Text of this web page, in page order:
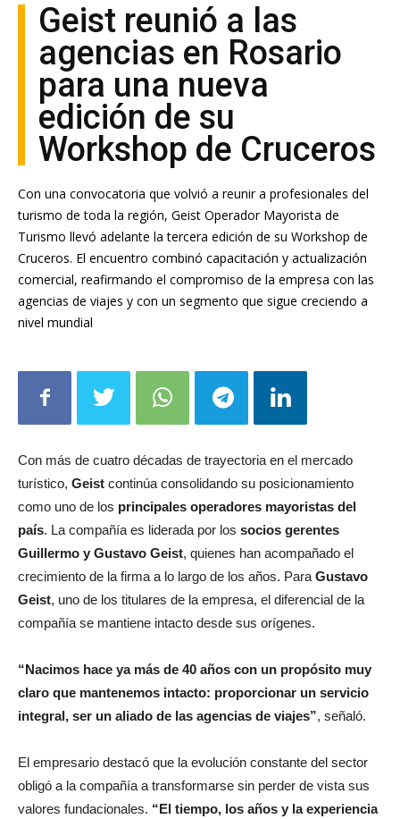
Geist reunió a las
agencias en Rosario
para una nueva
edición de su
Workshop de Cruceros
Con una convocatoria que volvió a reunir a profesionales del
turismo de toda la región, Geist Operador Mayorista de
Turismo llevó adelante la tercera edición de su Workshop de
Cruceros. El encuentro combinó capacitación y actualización
comercial, reafirmando el compromiso de la empresa con las
agencias de viajes y con un segmento que sigue creciendo a
nivel mundial
Con más de cuatro décadas de trayectoria en el mercado
turístico, Geist continúa consolidando su posicionamiento
como uno de los principales operadores mayoristas del
país. La compañía es liderada por los socios gerentes
Guillermo y Gustavo Geist, quienes han acompañado el
crecimiento de la firma a lo largo de los años. Para Gustavo
Geist, uno de los titulares de la empresa, el diferencial de la
compañía se mantiene intacto desde sus orígenes.
“Nacimos hace ya más de 40 años con un propósito muy
claro que mantenemos intacto: proporcionar un servicio
integral, ser un aliado de las agencias de viajes”, señaló.
El empresario destacó que la evolución constante del sector
obligó a la compañía a transformarse sin perder de vista sus
valores fundacionales. “El tiempo, los años y la experiencia